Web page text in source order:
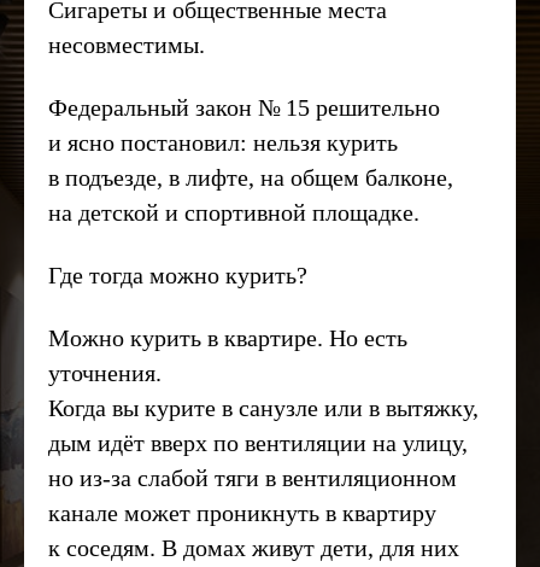
Сигареты и общественные места
несовместимы.
Федеральный закон № 15 решительно
и ясно постановил: нельзя курить
в подъезде, в лифте, на общем балконе,
на детской и спортивной площадке.
Где тогда можно курить?
Можно курить в квартире. Но есть
уточнения.
Когда вы курите в санузле или в вытяжку,
дым идёт вверх по вентиляции на улицу,
но из-за слабой тяги в вентиляционном
канале может проникнуть в квартиру
к соседям. В домах живут дети, для них